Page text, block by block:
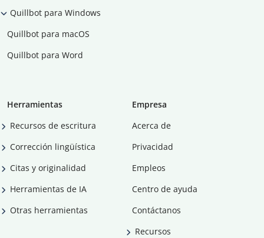
Quillbot para Windows
Quillbot para macOS
Quillbot para Word
Herramientas
Recursos de escritura
Corrección lingüística
Citas y originalidad
Herramientas de IA
Otras herramientas
Empresa
Acerca de
Privacidad
Empleos
Centro de ayuda
Contáctanos
Recursos